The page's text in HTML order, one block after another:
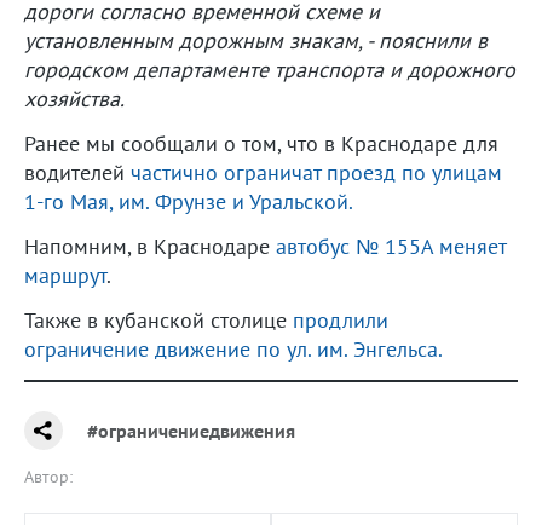
дороги согласно временной схеме и
установленным дорожным знакам, - пояснили в
городском департаменте транспорта и дорожного
хозяйства.
Ранее мы сообщали о том, что в Краснодаре для
водителей частично ограничат проезд по улицам
1-го Мая, им. Фрунзе и Уральской.
Напомним, в Краснодаре автобус № 155А меняет
маршрут.
Также в кубанской столице продлили
ограничение движение по ул. им. Энгельса.
#ограничениедвижения
Автор: